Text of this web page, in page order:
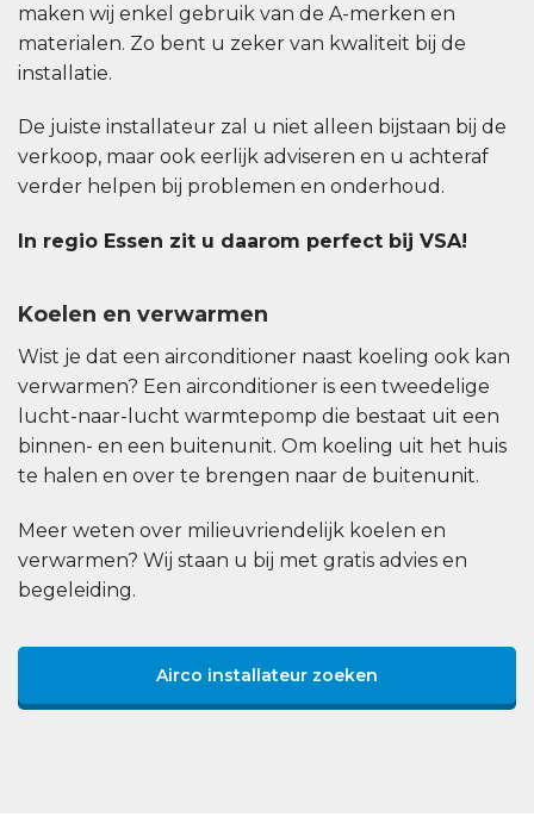
maken wij enkel gebruik van de A-merken en
materialen. Zo bent u zeker van kwaliteit bij de
installatie.
De juiste installateur zal u niet alleen bijstaan bij de
verkoop, maar ook eerlijk adviseren en u achteraf
verder helpen bij problemen en onderhoud.
In regio Essen zit u daarom perfect bij VSA!
Koelen en verwarmen
Wist je dat een airconditioner naast koeling ook kan
verwarmen? Een airconditioner is een tweedelige
lucht-naar-lucht warmtepomp die bestaat uit een
binnen- en een buitenunit. Om koeling uit het huis
te halen en over te brengen naar de buitenunit.
Meer weten over milieuvriendelijk koelen en
verwarmen? Wij staan u bij met gratis advies en
begeleiding.
Airco installateur zoeken